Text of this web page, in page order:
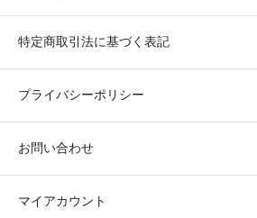
特定商取引法に基づく表記
プライバシーポリシー
お問い合わせ
マイアカウント